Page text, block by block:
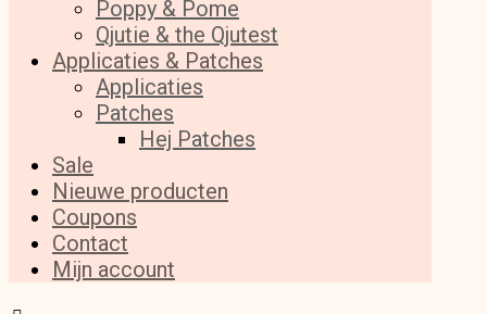
Poppy & Pome
Qjutie & the Qjutest
Applicaties & Patches
Applicaties
Patches
Hej Patches
Sale
Nieuwe producten
Coupons
Contact
Mijn account